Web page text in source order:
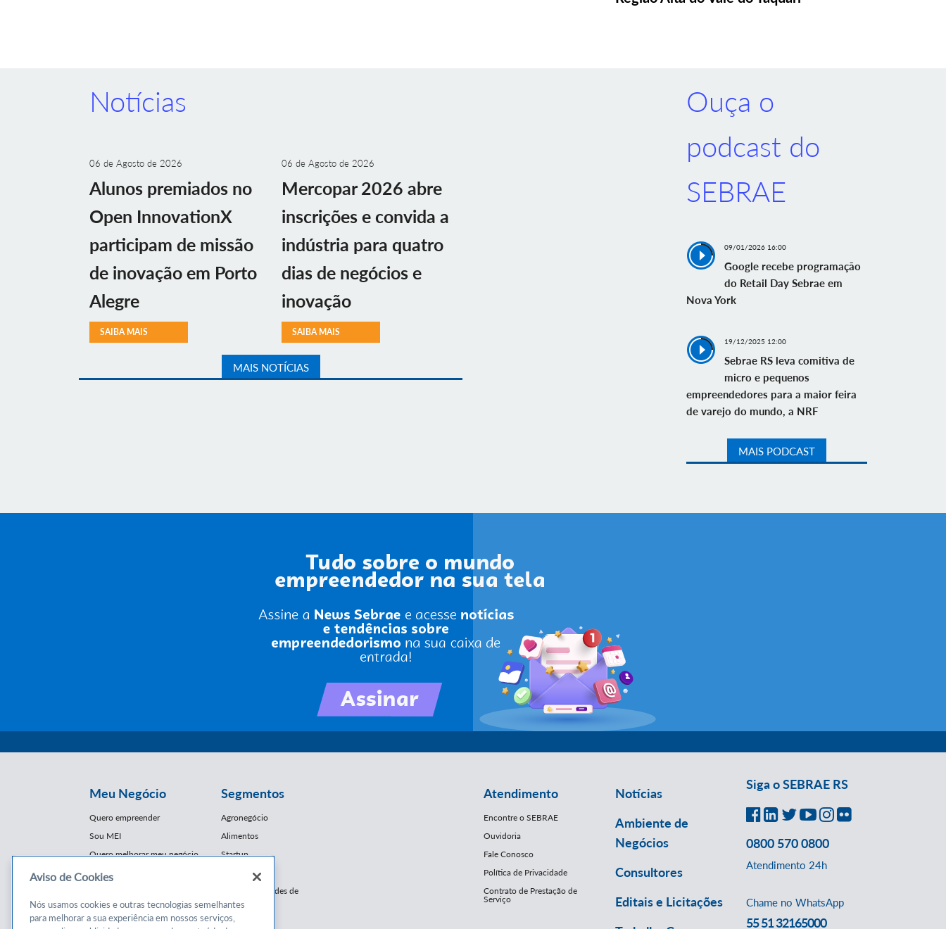
Notícias
06 de Agosto de 2026
Alunos premiados no
Open InnovationX
participam de missão
de inovação em Porto
Alegre
SAIBA MAIS
06 de Agosto de 2026
Mercopar 2026 abre
inscrições e convida a
indústria para quatro
dias de negócios e
inovação
SAIBA MAIS
MAIS NOTÍCIAS
Ouça o
podcast do
SEBRAE
09/01/2026 16:00
Google recebe programação
do Retail Day Sebrae em
Nova York
19/12/2025 12:00
Sebrae RS leva comitiva de
micro e pequenos
empreendedores para a maior feira
de varejo do mundo, a NRF
MAIS PODCAST
Meu Negócio
Quero empreender
Sou MEI
Quero melhorar meu negócio
Conteúdos
Segmentos
Agronegócio
Alimentos
Startup
E-Commerce
Franquias / Redes de
Cooperação
Moda
Atendimento
Encontre o SEBRAE
Ouvidoria
Fale Conosco
Política de Privacidade
Contrato de Prestação de
Serviço
Notícias
Ambiente de
Negócios
Consultores
Editais e Licitações
Siga o SEBRAE RS
0800 570 0800
Atendimento 24h
Chame no WhatsApp
55 51 32165000
Aviso de Cookies
Nós usamos cookies e outras tecnologias semelhantes
para melhorar a sua experiência em nossos serviços,